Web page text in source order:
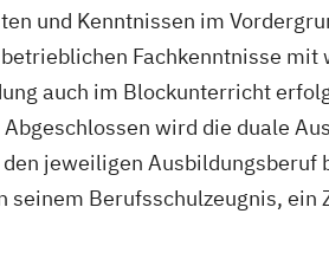
und Kenntnissen im
Fachkenntnisse
auch im Blockunterricht
wird die duale
jeweiligen
seinem Berufsschulzeugnis,